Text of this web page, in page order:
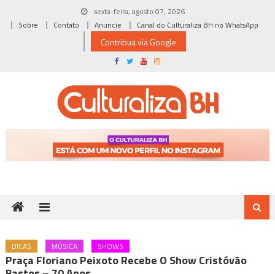
sexta-feira, agosto 07, 2026
Sobre
Contato Anuncie Canal do Culturaliza BH no WhatsApp
Contribua via Google
DICAS MÚSICA SHOWS
Praça Floriano Peixoto Recebe O Show Cristóvão